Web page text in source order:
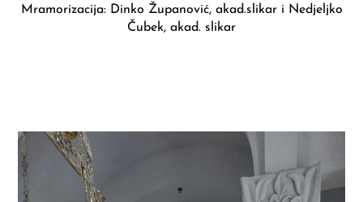
Mramorizacija: Dinko Županović, akad.slikar i Nedjeljko
Čubek, akad. slikar